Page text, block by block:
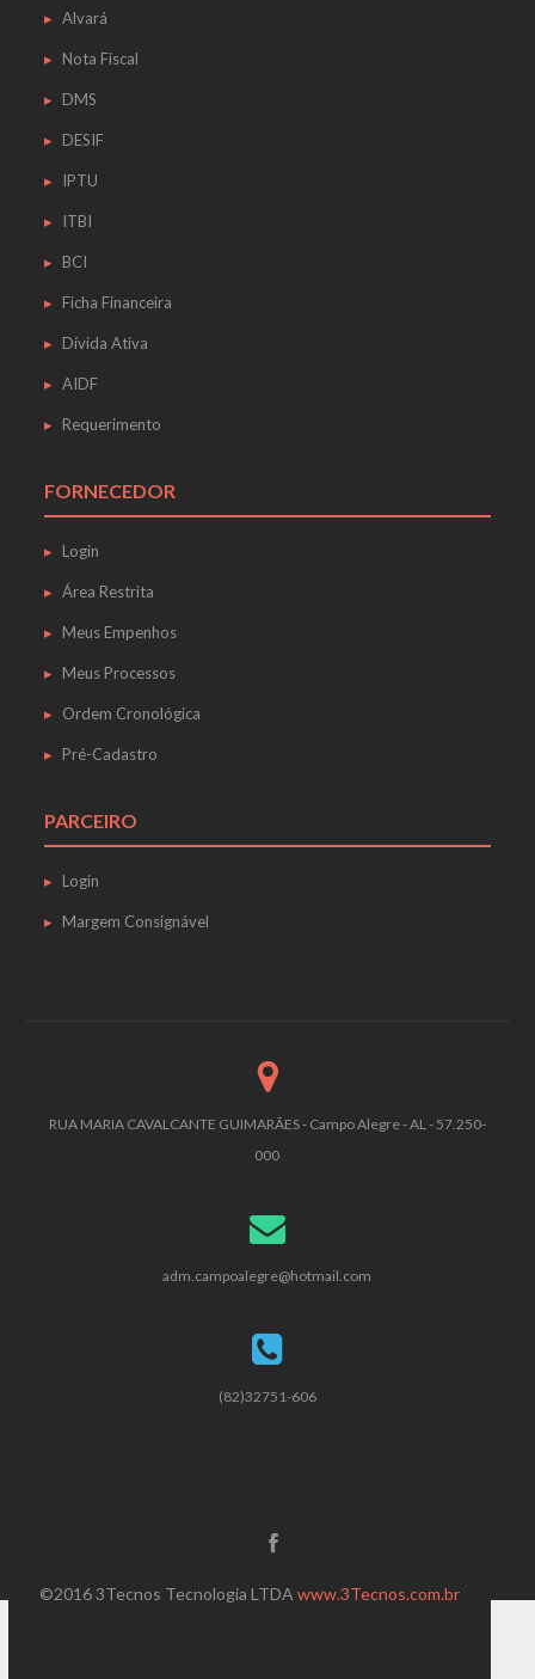
Alvará
Nota Fiscal
DMS
DESIF
IPTU
ITBI
BCI
Ficha Financeira
Dívida Ativa
AIDF
Requerimento
FORNECEDOR
Login
Área Restrita
Meus Empenhos
Meus Processos
Ordem Cronológica
Pré-Cadastro
PARCEIRO
Login
Margem Consignável
RUA MARIA CAVALCANTE GUIMARÃES - Campo Alegre - AL - 57.250-
000
adm.campoalegre@hotmail.com
(82)32751-606
©2016 3Tecnos Tecnologia LTDA www.3Tecnos.com.br